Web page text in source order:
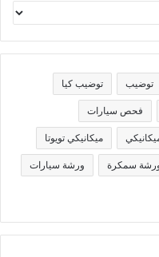
توضيب توضيب كيا
فحص سيارات
ميكانيكي تويوتا
سمكرة ورشة سيارات